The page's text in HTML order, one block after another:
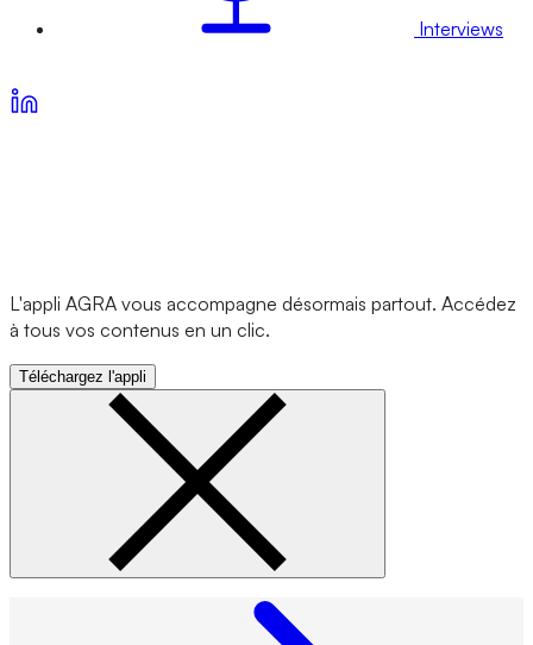
Interviews
L'appli AGRA vous accompagne désormais partout. Accédez
à tous vos contenus en un clic.
Téléchargez l'appli